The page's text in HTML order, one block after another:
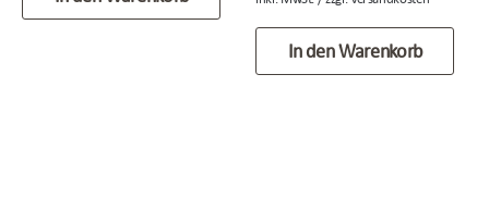
In den Warenkorb